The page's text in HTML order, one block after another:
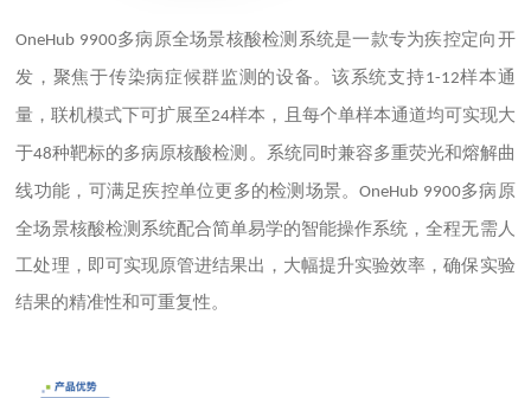
OneHub 9900多病原全场景核酸检测系统是一款专为疾控定向开
发，聚焦于传染病症候群监测的设备。该系统支持1-12样本通
量，联机模式下可扩展至24样本，且每个单样本通道均可实现大
于48种靶标的多病原核酸检测。系统同时兼容多重荧光和熔解曲
线功能，可满足疾控单位更多的检测场景。OneHub 9900多病原
全场景核酸检测系统配合简单易学的智能操作系统，全程无需人
工处理，即可实现原管进结果出，大幅提升实验效率，确保实验
结果的精准性和可重复性。